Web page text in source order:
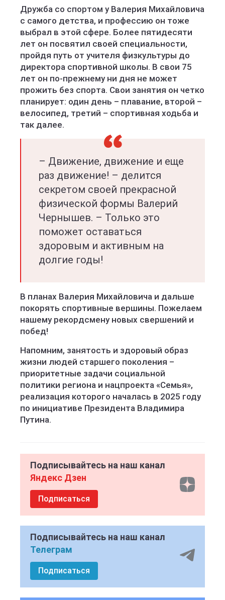
Дружба со спортом у Валерия Михайловича
с самого детства, и профессию он тоже
выбрал в этой сфере. Более пятидесяти
лет он посвятил своей специальности,
пройдя путь от учителя физкультуры до
директора спортивной школы. В свои 75
лет он по-прежнему ни дня не может
прожить без спорта. Свои занятия он четко
планирует: один день – плавание, второй –
велосипед, третий – спортивная ходьба и
так далее.
– Движение, движение и еще
раз движение! – делится
секретом своей прекрасной
физической формы Валерий
Чернышев. – Только это
поможет оставаться
здоровым и активным на
долгие годы!
В планах Валерия Михайловича и дальше
покорять спортивные вершины. Пожелаем
нашему рекордсмену новых свершений и
побед!
Напомним, занятость и здоровый образ
жизни людей старшего поколения –
приоритетные задачи социальной
политики региона и нацпроекта «Семья»,
реализация которого началась в 2025 году
по инициативе Президента Владимира
Путина.
Подписывайтесь на наш канал
Яндекс Дзен
Подписаться
Подписывайтесь на наш канал
Телеграм
Подписаться